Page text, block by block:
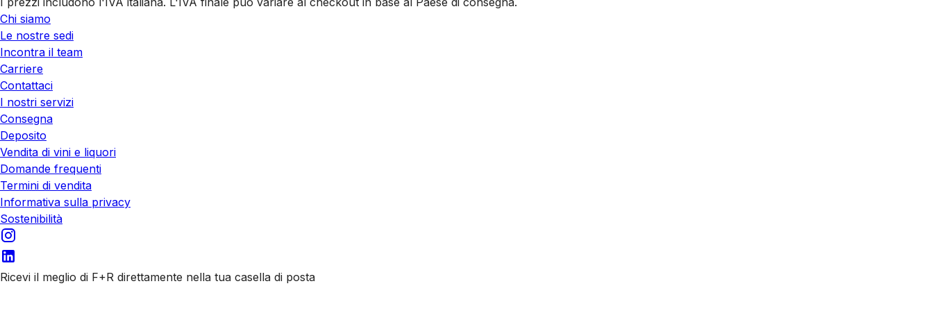
Chi siamo
Le nostre sedi
Incontra il team
Carriere
Contattaci
I nostri servizi
Consegna
Deposito
Vendita di vini e liquori
Domande frequenti
Termini di vendita
Informativa sulla privacy
Sostenibilità
Ricevi il meglio di F+R direttamente nella tua casella di posta